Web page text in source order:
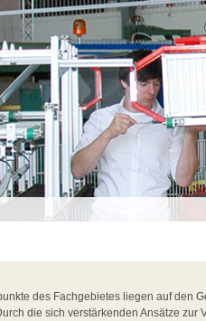
des Fachgebietes liegen auf den
die sich verstärkenden Ansätze